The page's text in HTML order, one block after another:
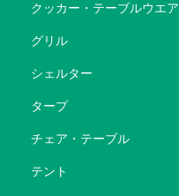
クッカー・テーブルウエア
グリル
シェルター
タープ
チェア・テーブル
テント